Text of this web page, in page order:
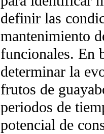
definir las
mantenimiento
funcionales. En
determinar la
frutos de
periodos de
potencial de